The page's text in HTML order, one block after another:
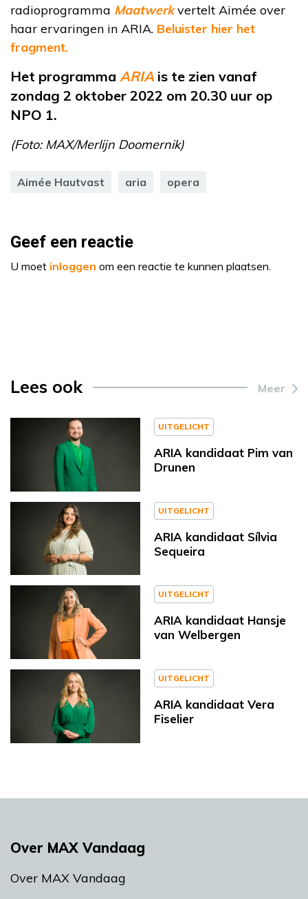
radioprogramma Maatwerkvertelt Aimée over
haar ervaringen in ARIA. Beluister hier het
fragment.
Het programma ARIA is te zien vanaf
zondag 2 oktober 2022 om 20.30 uur op
NPO 1.
(Foto: MAX/Merlijn Doomernik)
Aimée Hautvast aria opera
Geef een reactie
U moet inloggen om een reactie te kunnen plaatsen.
Lees ook Meer
UITGELICHT
ARIA kandidaat Pim van
Drunen
UITGELICHT
ARIA kandidaat Sílvia
Sequeira
UITGELICHT
ARIA kandidaat Hansje
van Welbergen
UITGELICHT
ARIA kandidaat Vera
Fiselier
Over MAX Vandaag
Over MAX Vandaag